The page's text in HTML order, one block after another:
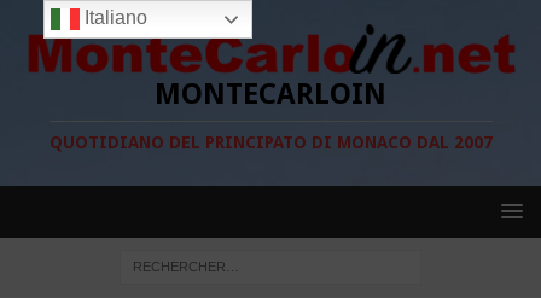
MONTECARLOIN
QUOTIDIANO DEL PRINCIPATO DI MONACO DAL 2007
Italiano